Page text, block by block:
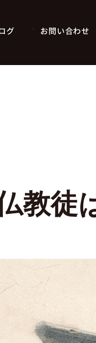
グ お問い合わせ
教徒